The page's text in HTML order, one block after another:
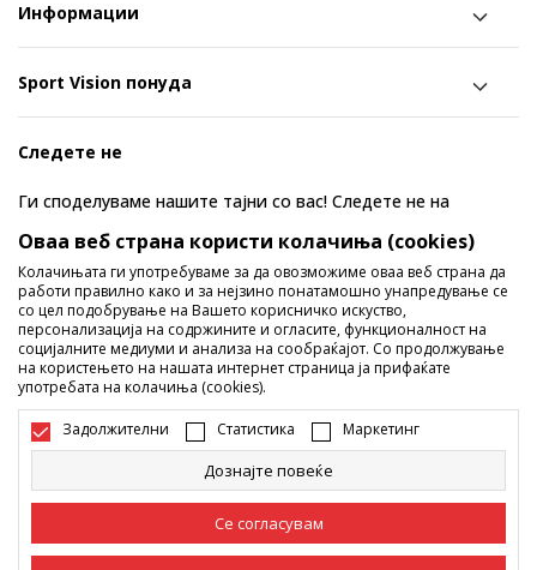
Информации
Sport Vision понуда
Следете не
Ги споделуваме нашите тајни со вас! Следете не на
социјалните мрежи и дознајте за попусти, промоции и
нови производи!
Македонија Промена
Оваа веб страна користи колачиња (cookies)
Колачињата ги употребуваме за да овозможиме оваа веб страна да
работи правилно како и за нејзино понатамошно унапредување се
со цел подобрување на Вашето корисничко искуство,
персонализација на содржините и огласите, функционалност на
социјалните медиуми и анализа на сообраќајот. Со продолжување
на користењето на нашата интернет страница ја прифаќате
употребата на колачиња (cookies).
Задолжителни Статистика Маркетинг
Дознајте повеќе
Се согласувам